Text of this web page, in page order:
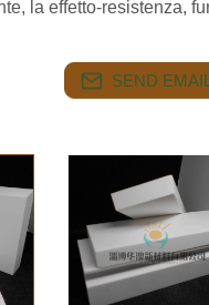
la effetto-resistenza,
SEND